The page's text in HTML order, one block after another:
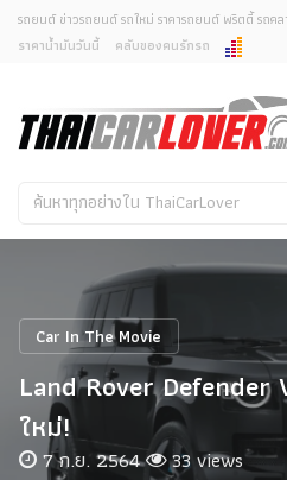
ยกเลิกการแ
คุณต้องการยกเลิกการแจ้งเตือ
ใช่หรือ
ไม่
รถยนต์ ข่าวรถยนต์ รถใหม่ ราคารถยนต์ พริตตี้ รถค
ราคาน้ำมันวันนี้
คลับของคนรักรถ
Car In The Movie
Land Rover Defender
ใหม่!
7 ก.ย. 2564 33 views